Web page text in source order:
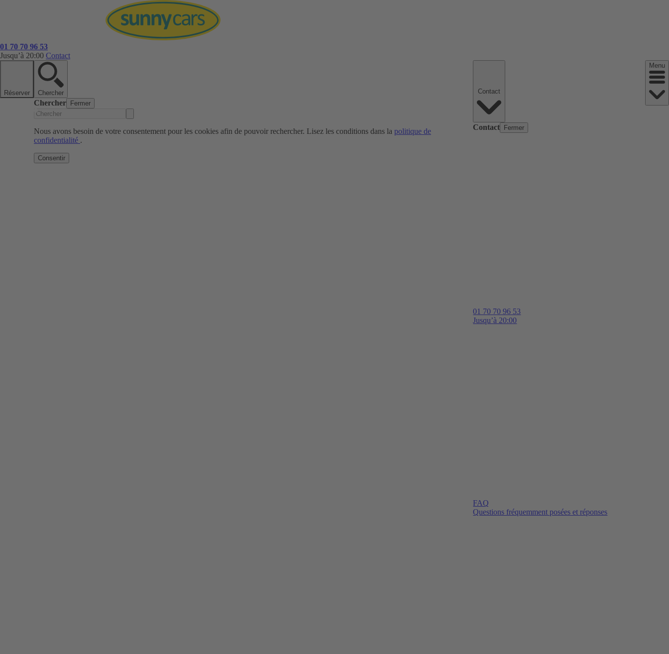
01 70 70 96 53
Jusqu’à 20:00 Contact
Réserver Chercher
Chercher Fermer
Nous avons besoin de votre consentement pour les cookies afin de pouvoir rechercher. Lisez les conditions dans la politique de
confidentialité .
Consentir
Contact Fermer
01 70 70 96 53
Jusqu’à 20:00
FAQ
Questions fréquemment posées et réponses
Menu